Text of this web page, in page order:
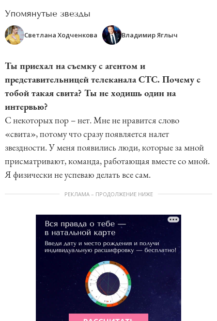
Упомянутые звезды
Светлана Ходченкова Владимир Яглыч
Ты приехал на съемку с агентом и
представительницей телеканала СТС. Почему с
тобой такая свита? Ты не ходишь один на
интервью?
С некоторых пор – нет. Мне не нравится слово
«свита», потому что сразу появляется налет
звездности. У меня появились люди, которые за мной
присматривают, команда, работающая вместе со мной.
Я физически не успеваю делать все сам.
РЕКЛАМА – ПРОДОЛЖЕНИЕ НИЖЕ